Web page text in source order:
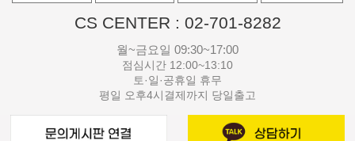
CS CENTER : 02-701-8282
월~금요일 09:30~17:00
점심시간 12:00~13:10
토·일·공휴일 휴무
평일 오후4시결제까지 당일출고